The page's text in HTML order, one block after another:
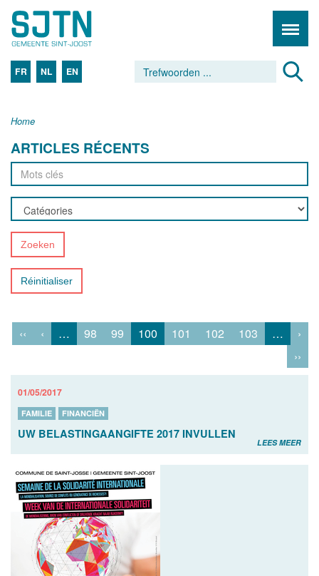
FR NL EN
Home
ARTICLES RÉCENTS
Zoeken
Réinitialiser
‹‹ ‹ … 98 99 100 101 102 103 …
›
››
01/05/2017
FAMILIE FINANCIËN
UW BELASTINGAANGIFTE 2017 INVULLEN
LEES MEER